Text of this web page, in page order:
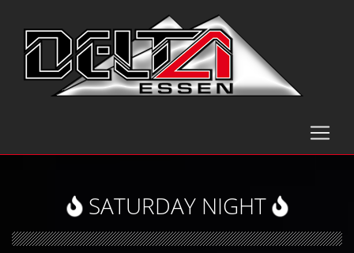
SATURDAY NIGHT